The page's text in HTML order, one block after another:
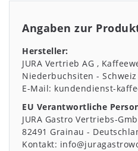
Angaben zur
Hersteller:
JURA Vertrieb AG
Niederbuchsiten
Schweiz
E-Mail: kundendienst-
EU Verantwortliche
JURA Gastro Vertriebs-
82491 Grainau
Kontakt: